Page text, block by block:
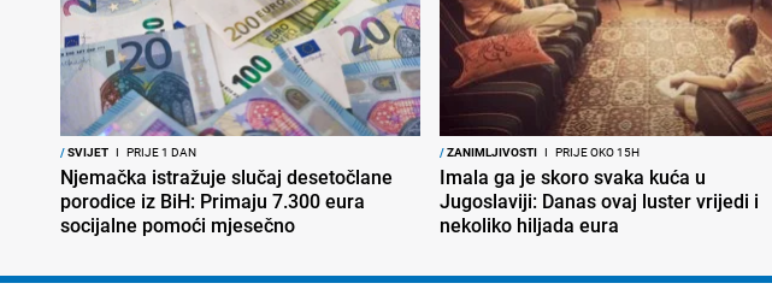
/SVIJET I PRIJE 1 DAN
Njemačka istražuje slučaj desetočlane
porodice iz BiH: Primaju 7.300 eura
socijalne pomoći mjesečno
/ZANIMLJIVOSTI I PRIJE OKO 15H
Imala ga je skoro svaka kuća u
Jugoslaviji: Danas ovaj luster vrijedi i
nekoliko hiljada eura